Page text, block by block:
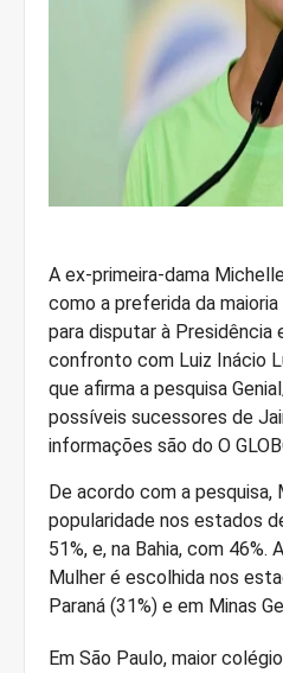
A ex-primeira-dama
como a preferida da
para disputar à Presidência
confronto com Luiz Inácio
que afirma a pesquisa
possíveis sucessores de
informações são do O
De acordo com a pesquisa,
popularidade nos estados
51%, e, na Bahia, com
Mulher é escolhida nos
Paraná (31%) e em Minas
Em São Paulo, maior